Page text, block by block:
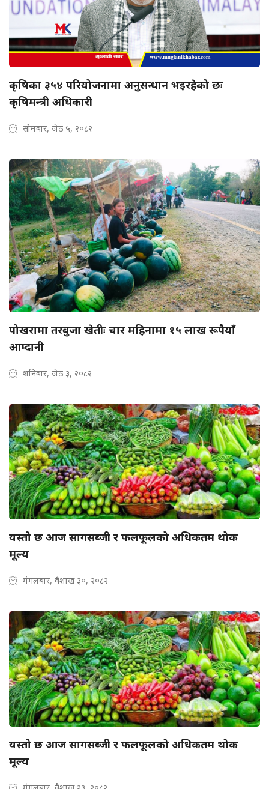
कृषिका ३५४ परियोजनामा अनुसन्धान भइरहेको छः
कृषिमन्त्री अधिकारी
सोमबार, जेठ ५, २०८२
पोखरामा तरबुजा खेतीः चार महिनामा १५ लाख रूपैयाँ
आम्दानी
शनिबार, जेठ ३, २०८२
यस्तो छ आज सागसब्जी र फलफूलको अधिकतम थोक
मूल्य
मंगलबार, वैशाख ३०, २०८२
यस्तो छ आज सागसब्जी र फलफूलको अधिकतम थोक
मूल्य